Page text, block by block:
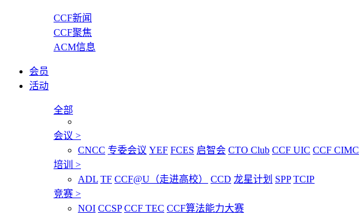
CCF新闻
CCF聚焦
ACM信息
会员
活动
全部
会议 >
CNCC 专委会议 YEF FCES 启智会 CTO Club CCF UIC CCF CIMC
培训 >
ADL TF CCF@U（走进高校） CCD 龙星计划 SPP TCIP
竞赛 >
NOI CCSP CCF TEC CCF算法能力大赛